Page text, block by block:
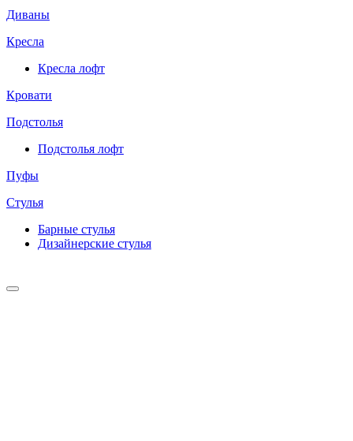
Диваны
Кресла
Кресла лофт
Кровати
Подстолья
Подстолья лофт
Пуфы
Стулья
Барные cтулья
Дизайнерские cтулья